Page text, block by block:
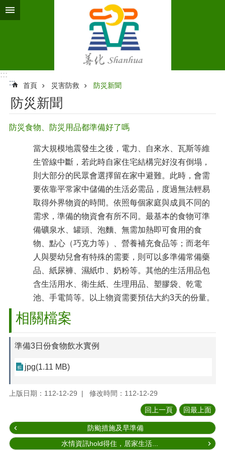
跳到主要內容區塊
:::
:::
首頁 災害防救 防災新聞
防災新聞
防災食物、防災用品都準備好了嗎
當大規模地震發生之後，電力、自來水、瓦斯等維
生管線中斷，若此時自家住宅結構完好沒有倒塌，
則大部分的民眾會選擇留在家中避難。此時，會需
要依靠平常家中儲備的生活必需品，度過無法輕易
取得外界物資的時間。 依照每個家庭與成員不同的
需求，準備的物資會有所不同。最基本的食物可準
備礦泉水、罐頭、泡麵、無需加熱即可食用的食
物、點心（巧克力等）、營養補充食品等；而老年
人與嬰幼兒會有特殊的需要，則可以多準備常備藥
品、紙尿褲、濕紙巾、奶粉等。其他的生活用品包
含生活用水、衛生紙、生理用品、塑膠袋、乾電
池、手電筒等。以上物資需要預估大約3天的份量。
相關檔案
準備3日份食物飲水實例
jpg(1.11 MB)
上版日期：112-12-29 修改時間：112-12-29
回上一頁 回最上面
防颱措施及早準備
水情資訊hold得住，居家生活...